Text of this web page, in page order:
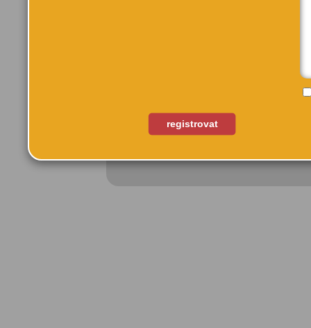
Praha 5, 150 00
registrovat